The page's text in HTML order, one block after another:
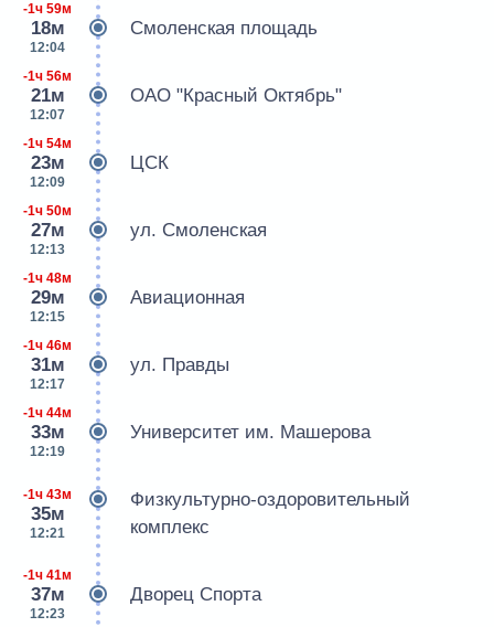
-1ч 59м
18м
12:04
Смоленская площадь
-1ч 56м
21м
12:07
ОАО "Красный Октябрь"
-1ч 54м
23м
12:09
ЦСК
-1ч 50м
27м
12:13
ул. Смоленская
-1ч 48м
29м
12:15
Авиационная
-1ч 46м
31м
12:17
ул. Правды
-1ч 44м
33м
12:19
Университет им. Машерова
-1ч 43м
35м
12:21
Физкультурно-оздоровительный
комплекс
-1ч 41м
37м
12:23
Дворец Спорта